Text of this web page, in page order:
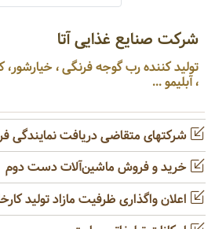
شرکت صنایع غذایی آتا
تولید کننده رب گوجه فرنگی ، خیارشور،
، آبلیمو ...
شرکتهای متقاضی دریافت نمایندگی
خرید و فروش ماشین‌آلات دست دوم
اعلان واگذاری ظرفیت مازاد تولید